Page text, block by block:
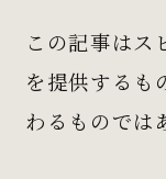
この記事はス
を提供するも
わるものでは